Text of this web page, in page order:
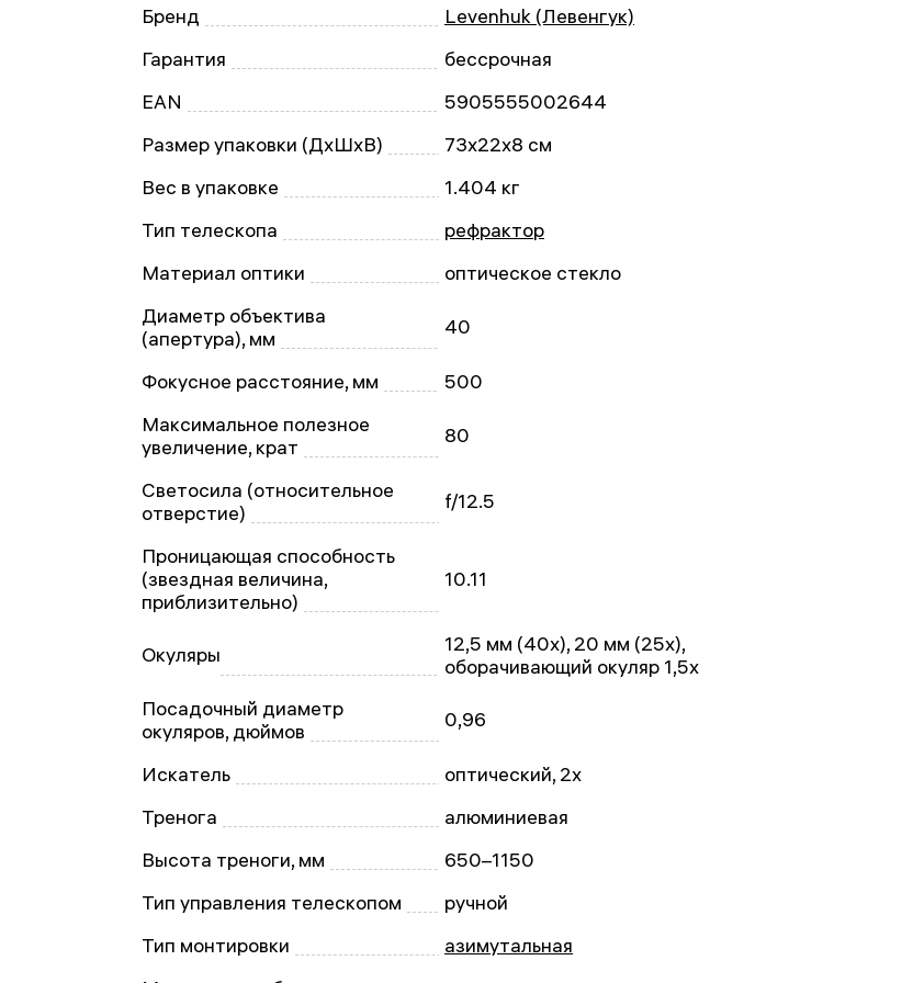
Бренд
Levenhuk (Левенгук)
Гарантия
бессрочная
EAN
5905555002644
Размер упаковки (ДxШxВ)
73x22x8 см
Вес в упаковке
1.404 кг
Тип телескопа
рефрактор
Материал оптики
оптическое стекло
Диаметр объектива
(апертура), мм
40
Фокусное расстояние, мм
500
Максимальное полезное
увеличение, крат
80
Светосила (относительное
отверстие)
f/12.5
Проницающая способность
(звездная величина,
приблизительно)
10.11
Окуляры
12,5 мм (40х), 20 мм (25x),
оборачивающий окуляр 1,5x
Посадочный диаметр
окуляров, дюймов
0,96
Искатель
оптический, 2х
Тренога
алюминиевая
Высота треноги, мм
650–1150
Тип управления телескопом
ручной
Тип монтировки
азимутальная